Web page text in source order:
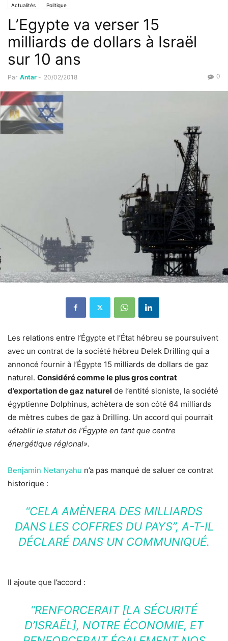
Actualités Politique
L’Egypte va verser 15
milliards de dollars à Israël
sur 10 ans
Par Antar - 20/02/2018 0
Les relations entre l’Égypte et l’État hébreu se poursuivent
avec un contrat de la société hébreu Delek Drilling qui a
annoncé fournir à l’Égypte 15 milliards de dollars de gaz
naturel. Considéré comme le plus gros contrat
d’exportation de gaz naturel de l’entité sioniste, la société
égyptienne Dolphinus, achètera de son côté 64 milliards
de mètres cubes de gaz à Drilling. Un accord qui pourrait
«établir le statut de l’Égypte en tant que centre
énergétique régional».
Benjamin Netanyahu n’a pas manqué de saluer ce contrat
historique :
“CELA AMÈNERA DES MILLIARDS
DANS LES COFFRES DU PAYS”, A-T-IL
DÉCLARÉ DANS UN COMMUNIQUÉ.
Il ajoute que l’accord :
“RENFORCERAIT [LA SÉCURITÉ
D’ISRAËL], NOTRE ÉCONOMIE, ET